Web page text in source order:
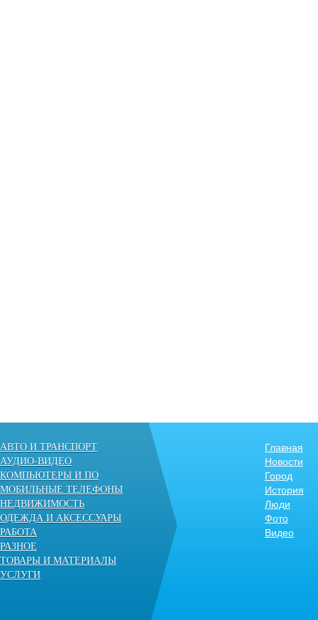
АВТО И ТРАНСПОРТ
АУДИО-ВИДЕО
КОМПЬЮТЕРЫ И ПО
МОБИЛЬНЫЕ ТЕЛЕФОНЫ
НЕДВИЖИМОСТЬ
ОДЕЖДА И АКСЕССУАРЫ
РАБОТА
РАЗНОЕ
ТОВАРЫ И МАТЕРИАЛЫ
УСЛУГИ
Главная
Новости
Город
История
Люди
Фото
Видео